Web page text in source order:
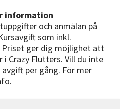
information
och anmälan på
som inkl.
Priset ger dig möjlighet att
Crazy Flutters. Vill du inte
per gång. För mer
.